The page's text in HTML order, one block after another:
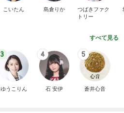
こいたん 島倉りか
つばきファク
トリー
すべて見る
3
ゆうこりん
4
石 安伊
5
蒼井心音